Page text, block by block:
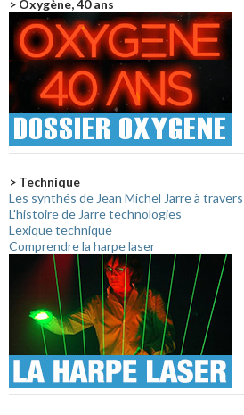
> Oxygène, 40 ans
> Technique
Les synthés de Jean Michel Jarre à
L'histoire de Jarre technologies
Lexique technique
Comprendre la harpe laser